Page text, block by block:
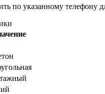
по указанному телефону